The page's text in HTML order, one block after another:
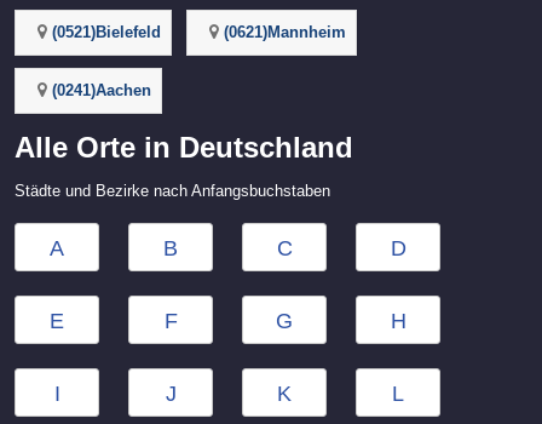
(0521)Bielefeld (0621)Mannheim
(0241)Aachen
Alle Orte in Deutschland
Städte und Bezirke nach Anfangsbuchstaben
A B C D
E F G H
I J K L